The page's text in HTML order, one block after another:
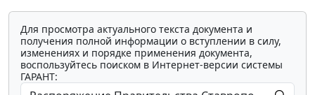
Для просмотра актуального текста документа и
получения полной информации о вступлении в силу,
изменениях и порядке применения документа,
воспользуйтесь поиском в Интернет-версии системы
ГАРАНТ: